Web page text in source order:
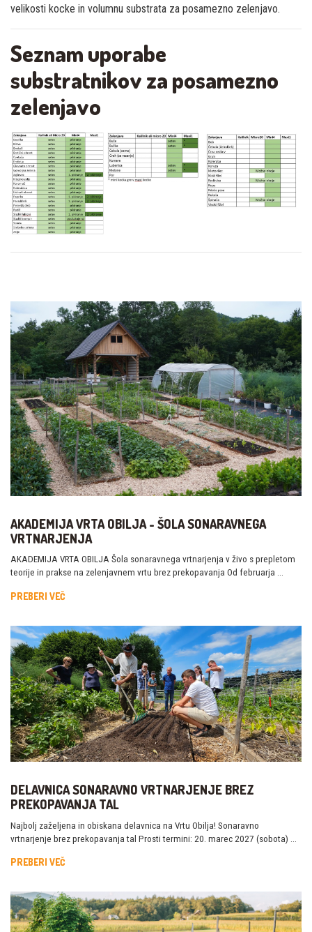
velikosti kocke in volumnu substrata za posamezno zelenjavo.
Seznam uporabe
substratnikov za posamezno
zelenjavo
AKADEMIJA VRTA OBILJA - ŠOLA SONARAVNEGA
VRTNARJENJA
AKADEMIJA VRTA OBILJA Šola sonaravnega vrtnarjenja v živo s prepletom
teorije in prakse na zelenjavnem vrtu brez prekopavanja Od februarja …
PREBERI VEČ
DELAVNICA SONARAVNO VRTNARJENJE BREZ
PREKOPAVANJA TAL
Najbolj zaželjena in obiskana delavnica na Vrtu Obilja! Sonaravno
vrtnarjenje brez prekopavanja tal Prosti termini: 20. marec 2027 (sobota) …
PREBERI VEČ